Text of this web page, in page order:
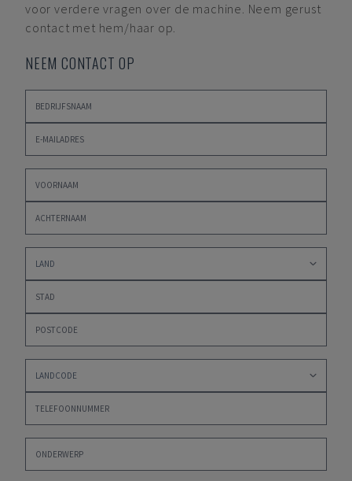
voor verdere vragen over de machine. Neem gerust
contact met hem/haar op.
NEEM CONTACT OP